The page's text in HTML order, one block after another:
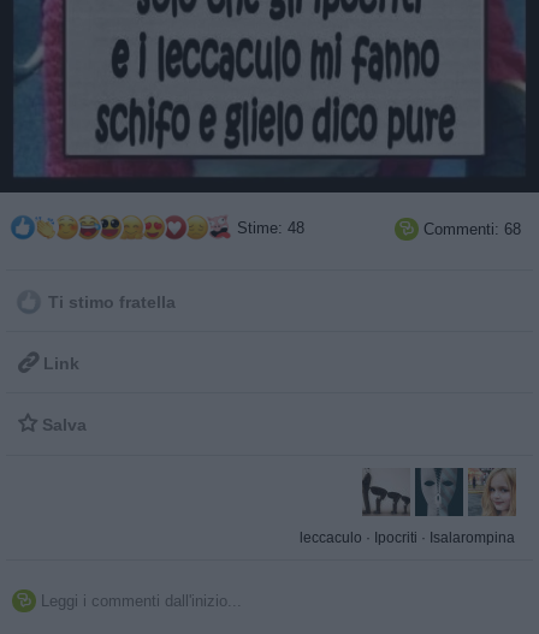
Stime: 48  Commenti: 68
Ti stimo fratella
 Link
 Salva
leccaculo · Ipocriti · Isalarompina
 Leggi i commenti dall'inizio...